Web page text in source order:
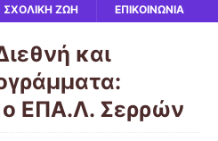
ΣΧΟΛΙΚΉ ΖΩΉ ΕΠΙΚΟΙΝΩΝΙΑ
και
ΕΠΑ.Λ. Σερρών